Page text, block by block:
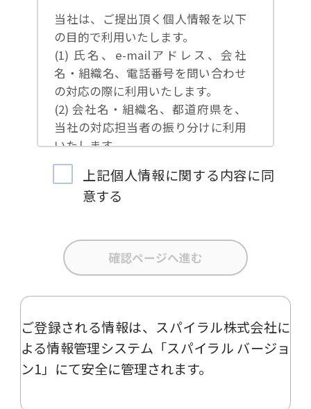
当社は、ご提出頂く個人情報を以下
の目的で利用いたします。
(1) 氏名、e-mailアドレス、会社
名・組織名、電話番号を問い合わせ
の対応の際に利用いたします。
(2) 会社名・組織名、都道府県を、
当社の対応担当者の振り分けに利用
いたします。
(3) お問合せ内容について集計分析
を行い、当社製品・サービスの企画
開発や、販促営業活動の参考にいた
(4) 氏名、e-mailアドレス、会社
名・組織名、電話番号を、当社の製
品・サービスのご案内や当社が独自
ー、イベント、展示会の開催や出展
情報の提供の際に利用いたします。
その他の目的では使用致しません。
2 個人情報の管理について
上記個人情報に関する内容に同
意する
ご登録される情報は、 スパイラル株式会社に
よる情報管理システム「スパイラル バージョ
ン1」 にて安全に管理されます。